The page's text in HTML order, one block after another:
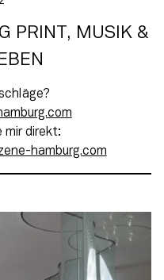
PRINT, MUSIK &
mir direkt:
tdnarb.kire